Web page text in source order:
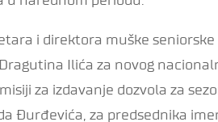
i direktora muške
Ilića za novog
za izdavanje dozvola za
Đurđevića, za predsednika